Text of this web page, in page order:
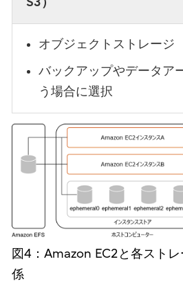
オブジェクトストレージ
バックアップやデータア
う場合に選択
図4：Amazon EC2と各スト
係